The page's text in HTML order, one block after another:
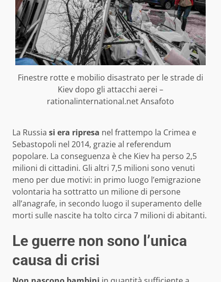
Finestre rotte e mobilio disastrato per le strade di
Kiev dopo gli attacchi aerei –
rationalinternational.net Ansafoto
La Russia si era ripresa nel frattempo la Crimea e
Sebastopoli nel 2014, grazie al referendum
popolare. La conseguenza è che Kiev ha perso 2,5
milioni di cittadini. Gli altri 7,5 milioni sono venuti
meno per due motivi: in primo luogo l’emigrazione
volontaria ha sottratto un milione di persone
all’anagrafe, in secondo luogo il superamento delle
morti sulle nascite ha tolto circa 7 milioni di abitanti.
Le guerre non sono l’unica
causa di crisi